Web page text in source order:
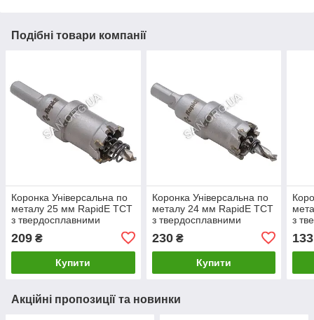
Подібні товари компанії
Коронка Універсальна по
металу 25 мм RapidE TCT
з твердосплавними
209 ₴
Купити
Коронка Універсальна по
металу 24 мм RapidE TCT
з твердосплавними
230₴
Купити
з
133
Акційні пропозиції та новинки